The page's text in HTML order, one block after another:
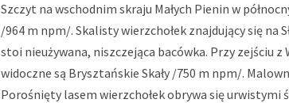
Szczyt na wschodnim skraju Małych Pienin w
/964 m npm/. Skalisty wierzchołek znajdujący się na
stoi nieużywana, niszczejąca bacówka. Przy zejściu
widoczne są Brysztańskie Skały /750 m npm/.
Porośnięty lasem wierzchołek obrywa się urwistymi